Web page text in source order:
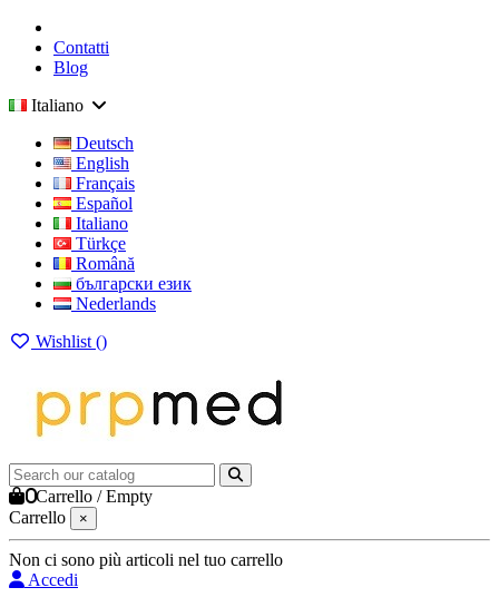
Contatti
Blog
Italiano
Deutsch
English
Français
Español
Italiano
Türkçe
Română
български език
Nederlands
Wishlist ()
0Carrello /Empty
Carrello
×
Non ci sono più articoli nel tuo carrello
Accedi